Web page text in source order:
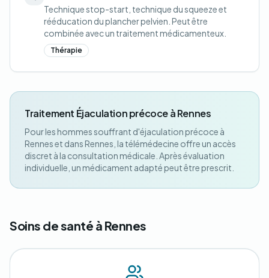
Technique stop-start, technique du squeeze et
rééducation du plancher pelvien. Peut être
combinée avec un traitement médicamenteux.
Thérapie
Traitement Éjaculation précoce à Rennes
Pour les hommes souffrant d'éjaculation précoce à
Rennes et dans Rennes, la télémédecine offre un accès
discret à la consultation médicale. Après évaluation
individuelle, un médicament adapté peut être prescrit.
Soins de santé à Rennes